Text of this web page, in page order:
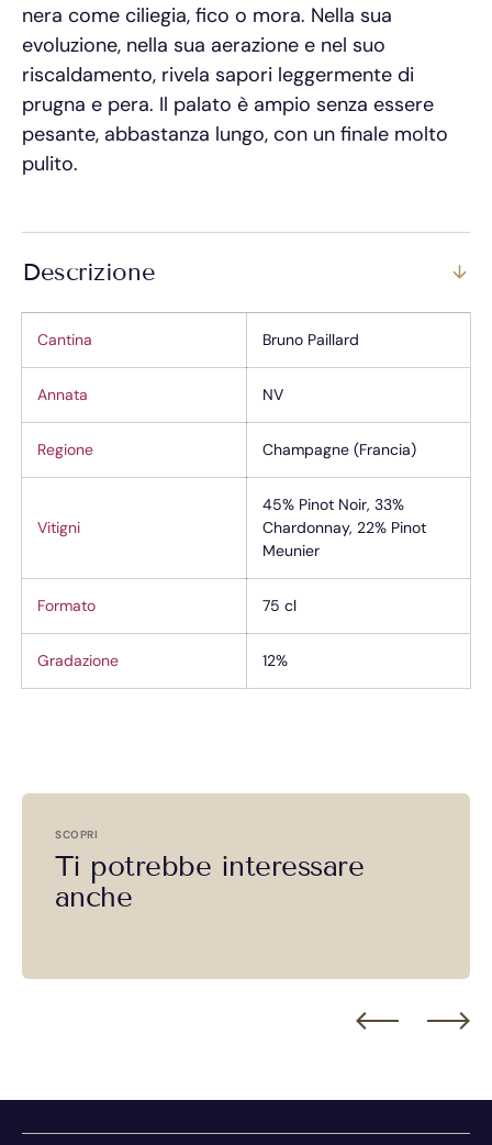
nera come ciliegia, fico o mora. Nella sua
evoluzione, nella sua aerazione e nel suo
riscaldamento, rivela sapori leggermente di
prugna e pera. Il palato è ampio senza essere
pesante, abbastanza lungo, con un finale molto
pulito.
Descrizione
Cantina Bruno Paillard
Annata NV
Regione Champagne (Francia)
Vitigni
45% Pinot Noir, 33%
Chardonnay, 22% Pinot
Meunier
Formato 75 cl
Gradazione 12%
SCOPRI
Ti potrebbe interessare
anche